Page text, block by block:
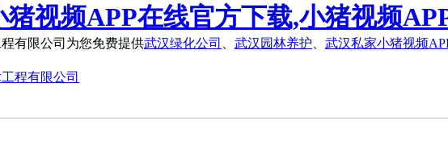
视频APP在线官方下载,小猪视频
有限公司为您免费提供武汉绿化公司 武汉园林养护 武汉私家小猪视频